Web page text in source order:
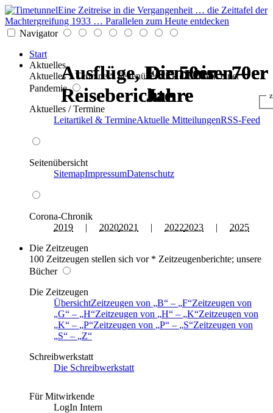
Eine Zeitreise in die Vergangenheit … die Zeittafel der
Machtergreifung 1933 … Parallelen zum Heute entdecken
Navigator
Start
Aktuelles
Aktuelles * Termine * Seitenüberblick * Chronik einer
Pandemie
Aktuelles / Termine
Leitartikel & TermineAktuelle MitteilungenRSS-Feed
Seitenübersicht
SitemapImpressumDatenschutz
Corona-Chronik
2019 | 20202021 | 20222023 | 2025
Die Zeitzeugen
100 Zeitzeugen stellen sich vor * Zeitzeugenberichte; unsere
Bücher
Die Zeitzeugen
ÜbersichtZeitzeugen von B – F Zeitzeugen von
G
– H Zeitzeugen von H – K Zeitzeugen von
K
– P Zeitzeugen von P – S Zeitzeugen von
S
–
Z
Schreibwerkstatt
Die Schreibwerkstatt
Für Mitwirkende
LogIn Intern
Die 50er - 70er
Jahre
Ausflüge, Fernreisen –
Reiseberichte
Die 50er - 70er
Jahre
Die 50er - 70er
Jahre
Ausflüge, Fernreisen –
Reiseberichte
Die 50er - 70er
Jahre